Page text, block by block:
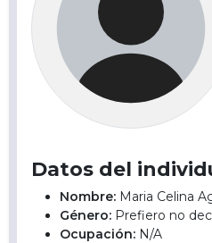
Datos del
Nombre: Maria Celina
Género: Prefiero no
Ocupación: N/A